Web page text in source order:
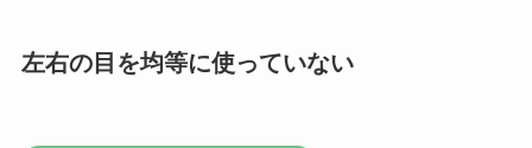
左右の目を均等に使っていない